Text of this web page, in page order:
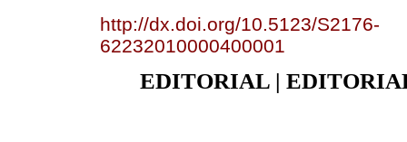
http://dx.doi.org/10.5123/S2176-
62232010000400001
EDITORIAL |